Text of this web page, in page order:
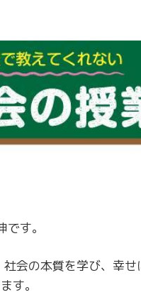
す。
会の本質を学び、幸
す。